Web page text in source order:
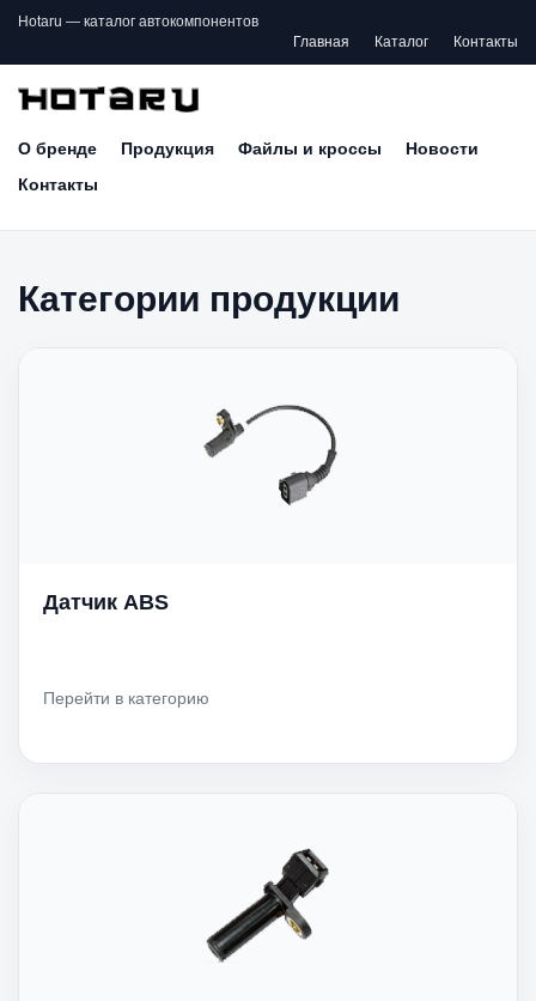
Hotaru — каталог автокомпонентов
Главная
Каталог Контакты
О бренде Продукция Файлы и кроссы
Новости
Контакты
Категории продукции
Датчик ABS
Перейти в категорию